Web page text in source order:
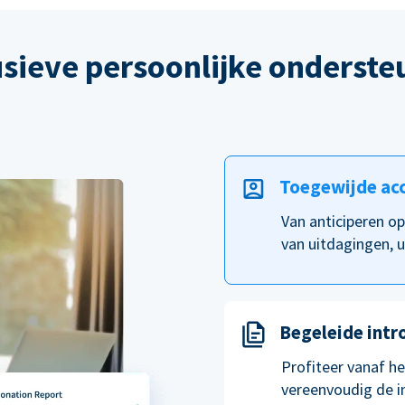
persoonlijke
Toegewijde
Van anticiperen
van uitdagingen,
Begeleide
Profiteer vanaf
vereenvoudig de